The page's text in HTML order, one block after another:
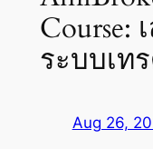
Course:
ระบบเท
Aug 26,